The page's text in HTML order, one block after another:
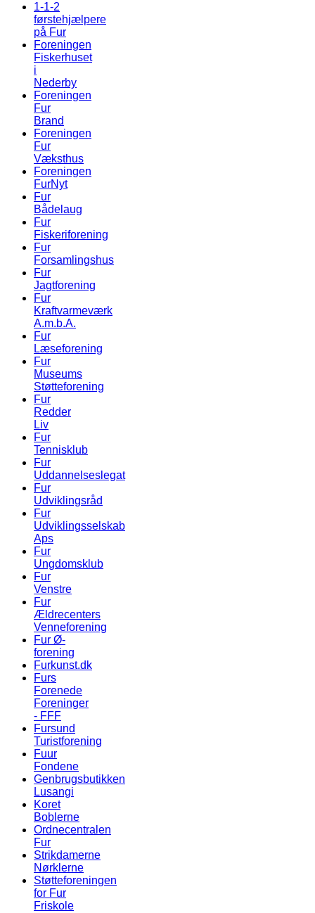
1-1-2
førstehjælpere
på Fur
Foreningen
Fiskerhuset
i
Nederby
Foreningen
Fur
Brand
Foreningen
Fur
Væksthus
Foreningen
FurNyt
Fur
Bådelaug
Fur
Fiskeriforening
Fur
Forsamlingshus
Fur
Jagtforening
Fur
Kraftvarmeværk
A.m.b.A.
Fur
Læseforening
Fur
Museums
Støtteforening
Fur
Redder
Liv
Fur
Tennisklub
Fur
Uddannelseslegat
Fur
Udviklingsråd
Fur
Udviklingsselskab
Aps
Fur
Ungdomsklub
Fur
Venstre
Fur
Ældrecenters
Venneforening
Fur Ø-
forening
Furkunst.dk
Furs
Forenede
Foreninger
- FFF
Fursund
Turistforening
Fuur
Fondene
Genbrugsbutikken
Lusangi
Koret
Boblerne
Ordnecentralen
Fur
Strikdamerne
Nørklerne
Støtteforeningen
for Fur
Friskole